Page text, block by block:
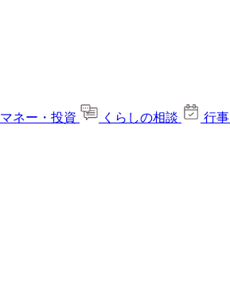
マネー・投資 くらしの相談 行事